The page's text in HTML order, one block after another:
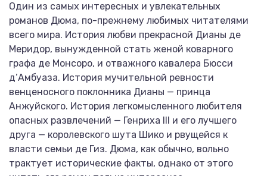
Один из самых интересных и увлекательных
романов Дюма, по-прежнему любимых читателями
всего мира. История любви прекрасной Дианы де
Меридор, вынужденной стать женой коварного
графа де Монсоро, и отважного кавалера Бюсси
д’Амбуаза. История мучительной ревности
венценосного поклонника Дианы — принца
Анжуйского. История легкомысленного любителя
опасных развлечений — Генриха III и его лучшего
друга — королевского шута Шико и рвущейся к
власти семьи де Гиз. Дюма, как обычно, вольно
трактует исторические факты, однако от этого